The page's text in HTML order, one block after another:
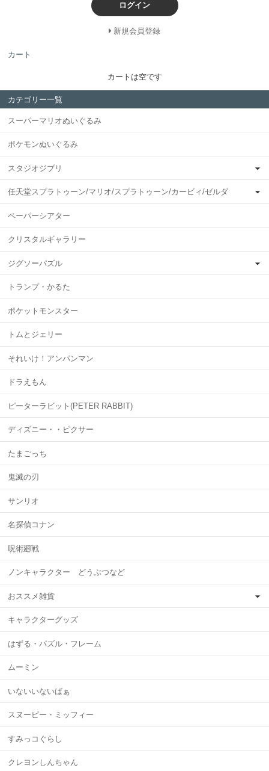
ログイン
新規会員登録
カート
カートは空です
カテゴリー一覧
スーパーマリオぬいぐるみ
ポケモンぬいぐるみ
スタジオジブリ
任天堂スプラトゥーン/マリオ/スプラトゥーン/カービィ/ゼルダ
ペーパーシアター
クリスタルギャラリー
ジグソーパズル
トランプ・かるた
ポケットモンスター
トムとジェリー
それいけ！アンパンマン
ドラえもん
ピーターラビット(PETER RABBIT)
ディズニー・・ピクサー
たまごっち
鬼滅の刃
サンリオ
名探偵コナン
呪術廻戦
ノンキャラクター どうぶつなど
おススメ雑貨
キャラクターグッズ
はずる・パズル・フレーム
ムーミン
いないいないばぁ
スヌーピー・ミッフィー
すみっコぐらし
クレヨンしんちゃん